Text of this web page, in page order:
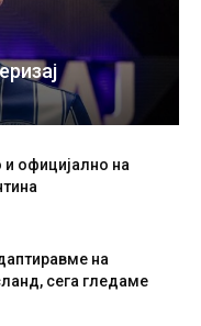
официјално на
на
сега гледаме